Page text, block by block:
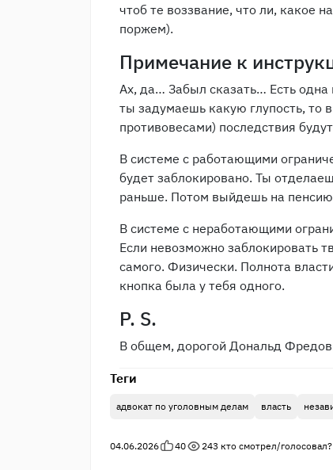
чтоб те воззвание, что ли, какое
поржем).
Примечание к
Ах, да… Забыл сказать… Есть одна
ты задумаешь какую глупость, то
противовесами) последствия
В системе с работающими
будет заблокировано. Ты
раньше. Потом выйдешь на
В системе с неработающими
Если невозможно заблокировать
самого. Физически. Полнота
кнопка была у тебя одного.
P. S.
В общем, дорогой Дональд
Теги
адвокат по уголовным делам власть
04.06.2026 40 243 кто смотрел/голосовал?